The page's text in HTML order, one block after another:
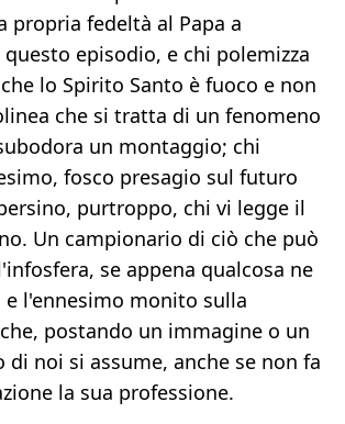
propria fedeltà al Papa a
episodio, e chi polemizza
lo Spirito Santo è fuoco e non
che si tratta di un fenomeno
un montaggio; chi
fosco presagio sul futuro
purtroppo, chi vi legge il
Un campionario di ciò che può
se appena qualcosa ne
l'ennesimo monito sulla
postando un immagine o un
noi si assume, anche se non fa
la sua professione.